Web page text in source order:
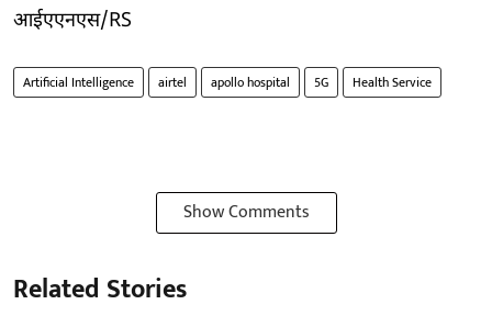
आईएएनएस/RS
Artificial Intelligence airtel apollo hospital 5G Health Service
Show Comments
Related Stories